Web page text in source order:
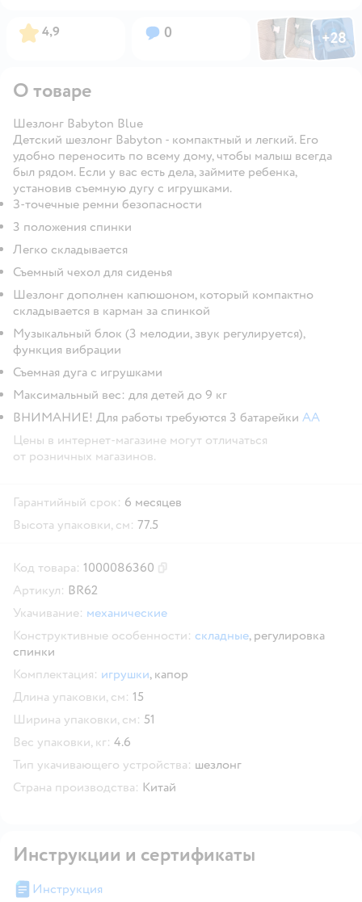
Рейтинг:
4,9 Вопросов:
0 ФотоФотоФото
+28
Открыть
О товаре
Шезлонг Babyton Blue
Детский шезлонг Babyton - компактный и легкий. Его
удобно переносить по всему дому, чтобы малыш всегда
был рядом. Если у вас есть дела, займите ребенка,
установив съемную дугу с игрушками.
З-точечные ремни безопасности
3 положения спинки
Легко складывается
Съемный чехол для сиденья
Шезлонг дополнен капюшоном, который компактно
складывается в карман за спинкой
Музыкальный блок (3 мелодии, звук регулируется),
функция вибрации
Съемная дуга с игрушками
Максимальный вес: для детей до 9 кг
ВНИМАНИЕ! Для работы требуются 3 батарейки AA
Цены в интернет-магазине могут отличаться
от розничных магазинов.
Гарантийный срок: 6 месяцев
Высота упаковки, см: 77.5
Код товара: 1000086360
Артикул: BR62
Укачивание: механические
Конструктивные особенности: складные, регулировка
спинки
Комплектация: игрушки, капор
Длина упаковки, см: 15
Ширина упаковки, см: 51
Вес упаковки, кг: 4.6
Тип укачивающего устройства: шезлонг
Страна производства: Китай
Инструкции и сертификаты
Инструкция